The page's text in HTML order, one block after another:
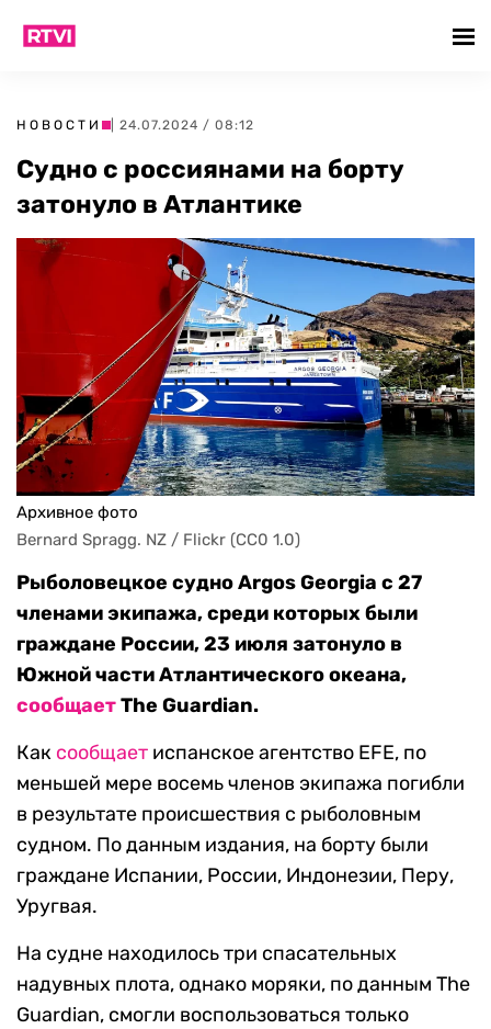
НОВОСТИ | 24.07.2024 / 08:12
Судно с россиянами на борту
затонуло в Атлантике
Архивное фото
Bernard Spragg. NZ / Flickr (CC0 1.0)
Рыболовецкое судно Argos Georgia с 27
членами экипажа, среди которых были
граждане России, 23 июля затонуло в
Южной части Атлантического океана,
сообщаетThe Guardian.
Как сообщает испанское агентство EFE, по
меньшей мере восемь членов экипажа погибли
в результате происшествия с рыболовным
судном. По данным издания, на борту были
граждане Испании, России, Индонезии, Перу,
Уругвая.
На судне находилось три спасательных
надувных плота, однако моряки, по данным The
Guardian, смогли воспользоваться только